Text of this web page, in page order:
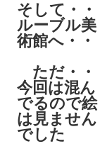
そして・・
ルーブル美
術館へ・・
ただ・・
今回は混ん
でるので絵
は見ません
でした